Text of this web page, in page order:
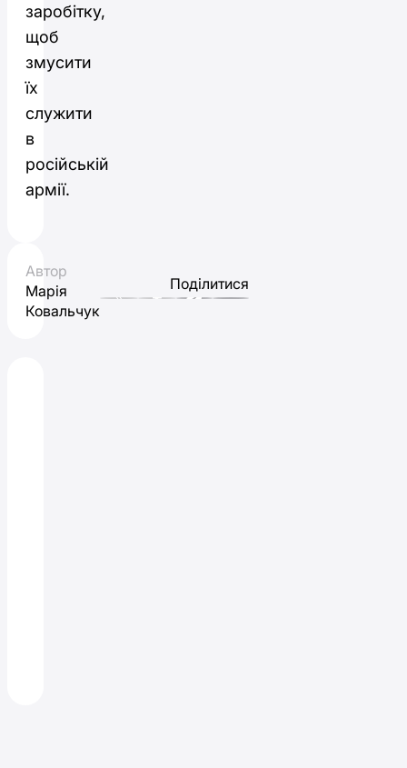
заробітку,
щоб
змусити
їх
служити
в
російській
армії.
Автор
Марія
Ковальчук
Поділитися